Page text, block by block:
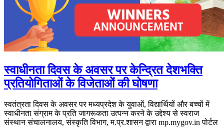
स्वाधीनता दिवस के अवसर पर केन्द्रित देशभक्ति
प्रतियोगिताओं के विजेताओं की घोषणा
स्वतंत्रता दिवस के अवसर पर मध्‍यप्रदेश के युवाओं, विद्यार्थियों और बच्चों में
स्वाधीनता संग्राम के प्रति जागरूकता उत्पन्न करने के उद्देश्य से स्वराज
संस्थान संचालनालय, संस्कृति विभाग, म.प्र.शासन द्वारा mp.mygov.in पोर्टल